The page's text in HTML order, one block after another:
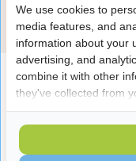
Reviews
We use cookies to
media features, and
information about your
advertising, and
combine it with other
they've collected from